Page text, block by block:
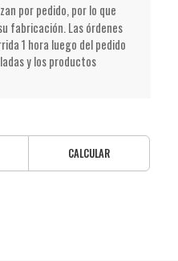
por pedido, por lo que
fabricación. Las órdenes
1 hora luego del pedido
y los productos
CALCULAR